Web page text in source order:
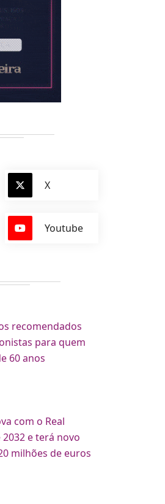
X
Youtube
recomendados
para quem
60 anos
com o Real
e terá novo
milhões de euros